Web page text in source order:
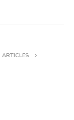
ARTICLES